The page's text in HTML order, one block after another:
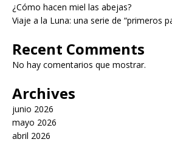
¿Cómo hacen miel las abejas?
Viaje a la Luna: una serie de “primeros
Recent Comments
No hay comentarios que mostrar.
Archives
junio 2026
mayo 2026
abril 2026